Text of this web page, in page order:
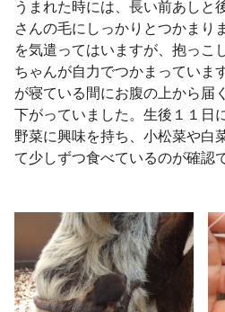
うまれた時には、長い前あしと
さんの毛にしっかりとつかまり
を気遣ってはいますが、抱っこ
ちゃんが自力でつかまっていま
が寝ている間にお腹の上から届
下がっていました。生後１１日
野菜に興味を持ち、小松菜や白
て少しずつ食べているのが確認